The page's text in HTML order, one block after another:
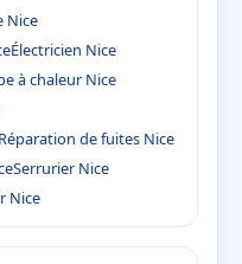
Nice
Électricien Nice
à chaleur Nice
Réparation de fuites Nice
Serrurier Nice
Nice